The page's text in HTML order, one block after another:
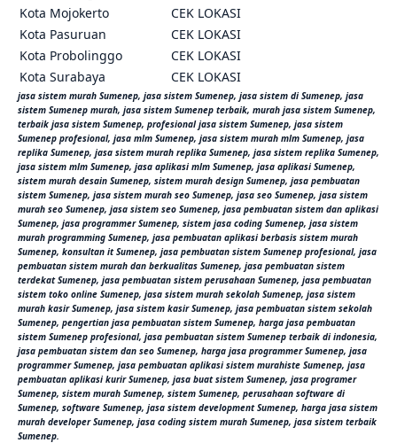
Kota Mojokerto
CEK LOKASI
Kota Pasuruan
CEK LOKASI
Kota Probolinggo
CEK LOKASI
Kota Surabaya
CEK LOKASI
jasa sistem murah Sumenep, jasa sistem Sumenep, jasa sistem di Sumenep, jasa
sistem Sumenep murah, jasa sistem Sumenep terbaik, murah jasa sistem Sumenep,
terbaik jasa sistem Sumenep, profesional jasa sistem Sumenep, jasa sistem
Sumenep profesional, jasa mlm Sumenep, jasa sistem murah mlm Sumenep, jasa
replika Sumenep, jasa sistem murah replika Sumenep, jasa sistem replika Sumenep,
jasa sistem mlm Sumenep, jasa aplikasi mlm Sumenep, jasa aplikasi Sumenep,
sistem murah desain Sumenep, sistem murah design Sumenep, jasa pembuatan
sistem Sumenep, jasa sistem murah seo Sumenep, jasa seo Sumenep, jasa sistem
murah seo Sumenep, jasa sistem seo Sumenep, jasa pembuatan sistem dan aplikasi
Sumenep, jasa programmer Sumenep, sistem jasa coding Sumenep, jasa sistem
murah programming Sumenep, jasa pembuatan aplikasi berbasis sistem murah
Sumenep, konsultan it Sumenep, jasa pembuatan sistem Sumenep profesional, jasa
pembuatan sistem murah dan berkualitas Sumenep, jasa pembuatan sistem
terdekat Sumenep, jasa pembuatan sistem perusahaan Sumenep, jasa pembuatan
sistem toko online Sumenep, jasa sistem murah sekolah Sumenep, jasa sistem
murah kasir Sumenep, jasa sistem kasir Sumenep, jasa pembuatan sistem sekolah
Sumenep, pengertian jasa pembuatan sistem Sumenep, harga jasa pembuatan
sistem Sumenep profesional, jasa pembuatan sistem Sumenep terbaik di indonesia,
jasa pembuatan sistem dan seo Sumenep, harga jasa programmer Sumenep, jasa
programmer Sumenep, jasa pembuatan aplikasi sistem murahiste Sumenep, jasa
pembuatan aplikasi kurir Sumenep, jasa buat sistem Sumenep, jasa programer
Sumenep, sistem murah Sumenep, sistem Sumenep, perusahaan software di
Sumenep, software Sumenep, jasa sistem development Sumenep, harga jasa sistem
murah developer Sumenep, jasa coding sistem murah Sumenep, jasa sistem terbaik
Sumenep.